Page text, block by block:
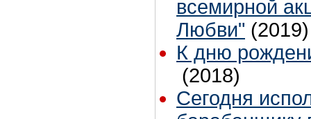
всемирной
Любви" (2019)
К дню
(2018)
Сегодня